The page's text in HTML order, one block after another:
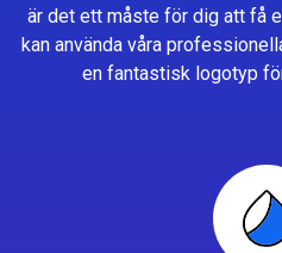
är det ett måste för dig att få
kan använda våra
en fantastisk logotyp